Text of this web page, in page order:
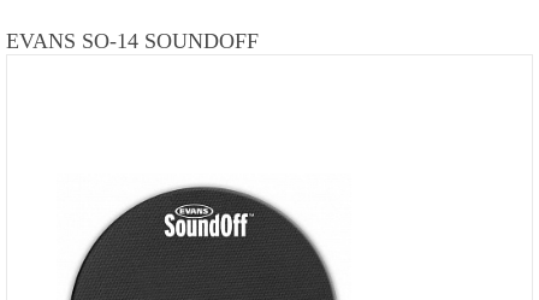
EVANS SO-14 SOUNDOFF